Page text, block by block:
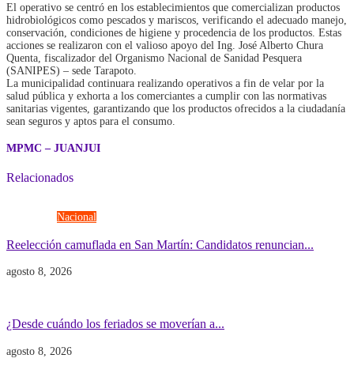
El operativo se centró en los establecimientos que comercializan productos
hidrobiológicos como pescados y mariscos, verificando el adecuado manejo,
conservación, condiciones de higiene y procedencia de los productos. Estas
acciones se realizaron con el valioso apoyo del Ing. José Alberto Chura
Quenta, fiscalizador del Organismo Nacional de Sanidad Pesquera
(SANIPES) – sede Tarapoto.
La municipalidad continuara realizando operativos a fin de velar por la
salud pública y exhorta a los comerciantes a cumplir con las normativas
sanitarias vigentes, garantizando que los productos ofrecidos a la ciudadanía
sean seguros y aptos para el consumo.
MPMC – JUANJUI
Relacionados
Nacional
Reelección camuflada en San Martín: Candidatos renuncian...
agosto 8, 2026
¿Desde cuándo los feriados se moverían a...
agosto 8, 2026